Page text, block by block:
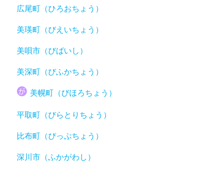
広尾町（ひろおちょう）
美瑛町（びえいちょう）
美唄市（びばいし）
美深町（びふかちょう）
美幌町（びほろちょう）
平取町（びらとりちょう）
比布町（ぴっぷちょう）
深川市（ふかがわし）